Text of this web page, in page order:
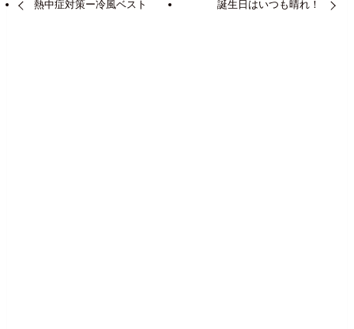
熱中症対策ー冷風ベスト 誕生日はいつも晴れ！